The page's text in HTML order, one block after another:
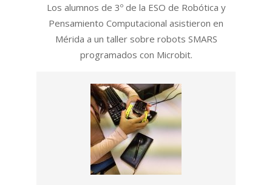
Los alumnos de 3º de la ESO de Robótica y
Pensamiento Computacional asistieron en
Mérida a un taller sobre robots SMARS
programados con Microbit.